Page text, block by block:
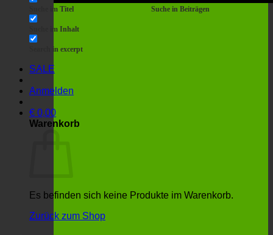
Suche im Titel
Suche im Inhalt
Search in excerpt
Suche in Beiträgen
SALE
Anmelden
€ 0,00
Warenkorb
Es befinden sich keine Produkte im Warenkorb.
Zurück zum Shop